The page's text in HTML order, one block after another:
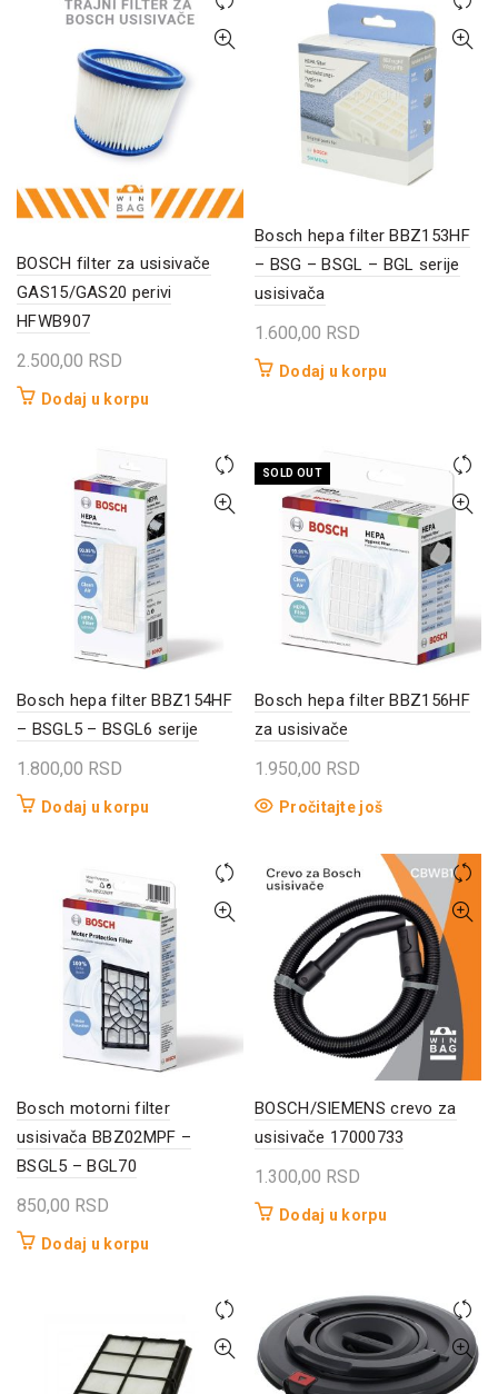
BOSCH filter za usisivače
GAS15/GAS20 perivi
HFWB907
2.500,00 RSD
Dodaj u korpu
Bosch hepa filter BBZ153HF
– BSG – BSGL – BGL serije
usisivača
1.600,00 RSD
Dodaj u korpu
Bosch hepa filter BBZ154HF
– BSGL5 – BSGL6 serije
1.800,00 RSD
Dodaj u korpu
SOLD OUT
Bosch hepa filter BBZ156HF
za usisivače
1.950,00 RSD
Pročitajte još
Bosch motorni filter
usisivača BBZ02MPF –
BSGL5 – BGL70
850,00 RSD
Dodaj u korpu
BOSCH/SIEMENS crevo za
usisivače 17000733
1.300,00 RSD
Dodaj u korpu